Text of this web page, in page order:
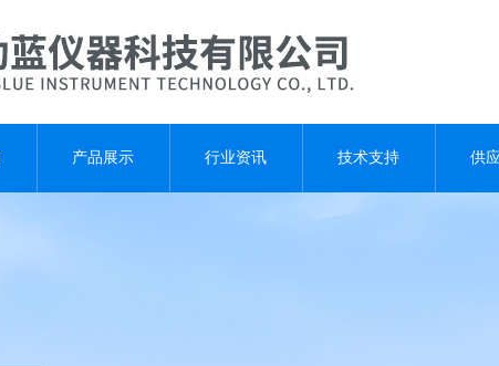
产品展示 行业资讯 技术支持 供